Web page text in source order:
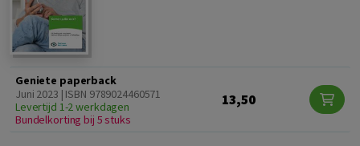
Geniete paperback
Juni 2023 | ISBN 9789024460571
Levertijd 1-2 werkdagen
Bundelkorting bij 5 stuks
13,50